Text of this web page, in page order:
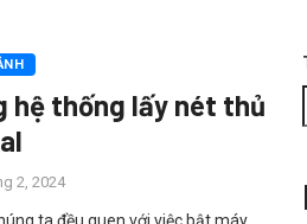
hệ thống lấy nét thủ
2, 2024